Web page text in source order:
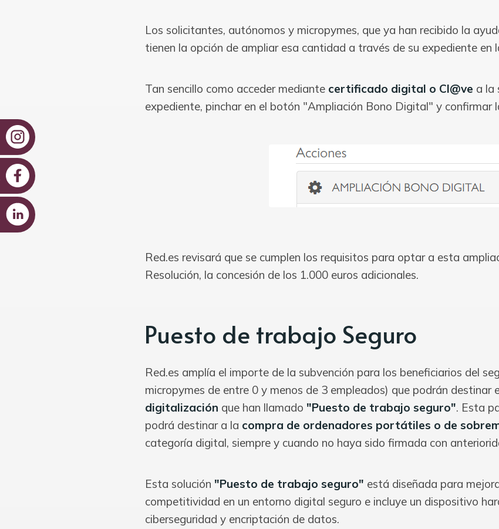
Los solicitantes, autónomos y micropymes, que ya han recibido la
tienen la opción de ampliar esa cantidad a través de su expediente en
Tan sencillo como acceder mediante certificado digital o Cl@ve a la
expediente, pinchar en el botón "Ampliación Bono Digital" y confirmar
Red.es revisará que se cumplen los requisitos para optar a esta
Resolución, la concesión de los 1.000 euros adicionales.
Puesto de trabajo Seguro
Red.es amplía el importe de la subvención para los beneficiarios del
micropymes de entre 0 y menos de 3 empleados) que podrán destinar
digitalización que han llamado "Puesto de trabajo seguro". Esta
podrá destinar a la compra de ordenadores portátiles o de
categoría digital, siempre y cuando no haya sido firmada con
Esta solución "Puesto de trabajo seguro" está diseñada para
competitividad en un entorno digital seguro e incluye un dispositivo
ciberseguridad y encriptación de datos.